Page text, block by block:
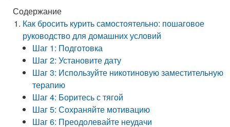
Содержание
Как бросить курить самостоятельно: пошаговое
руководство для домашних условий
Шаг 1: Подготовка
Шаг 2: Установите дату
Шаг 3: Используйте никотиновую заместительную
терапию
Шаг 4: Боритесь с тягой
Шаг 5: Сохраняйте мотивацию
Шаг 6: Преодолевайте неудачи